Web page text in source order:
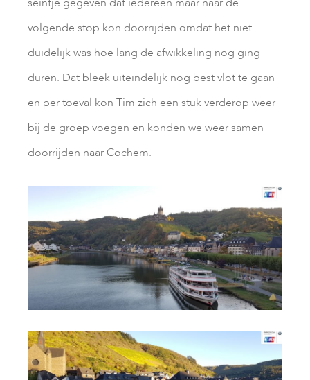
volgende stop kon doorrijden omdat het niet
duidelijk was hoe lang de afwikkeling nog ging
duren. Dat bleek uiteindelijk nog best vlot te gaan
en per toeval kon Tim zich een stuk verderop weer
bij de groep voegen en konden we weer samen
doorrijden naar Cochem.